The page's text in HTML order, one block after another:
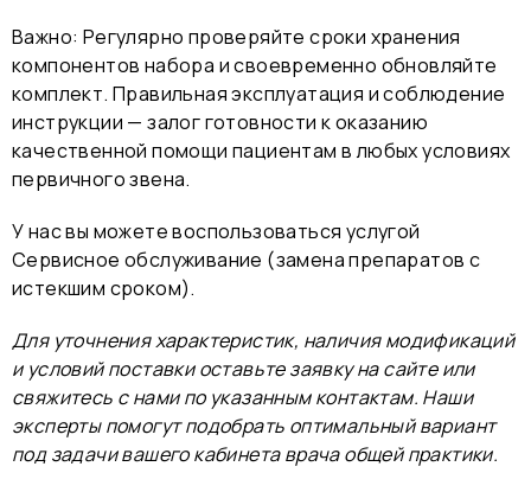
Важно: Регулярно проверяйте сроки хранения
компонентов набора и своевременно обновляйте
комплект. Правильная эксплуатация и соблюдение
инструкции — залог готовности к оказанию
качественной помощи пациентам в любых условиях
первичного звена.
У нас вы можете воспользоваться услугой
Сервисное обслуживание (замена препаратов с
истекшим сроком).
Для уточнения характеристик, наличия модификаций
и условий поставки оставьте заявку на сайте или
свяжитесь с нами по указанным контактам. Наши
эксперты помогут подобрать оптимальный вариант
под задачи вашего кабинета врача общей практики.